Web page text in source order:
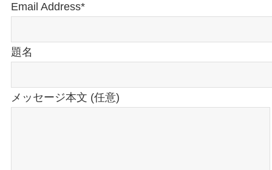
Email Address*
題名
メッセージ本文 (任意)